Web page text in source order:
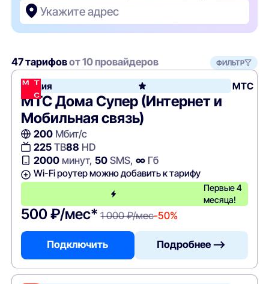
Укажите адрес
47 тарифовот 10 провайдеров ФИЛЬТР
Акция МТС
МТС Дома Супер (Интернет и
Мобильная связь)
200Мбит/с
225ТВ88 HD
2000минут, 50SMS, ∞Гб
Wi-Fi роутер можно добавить к тарифу
Первые 4
месяца!
500 ₽/мес* 1 000 ₽/мес-50%
Подключить Подробнее —>